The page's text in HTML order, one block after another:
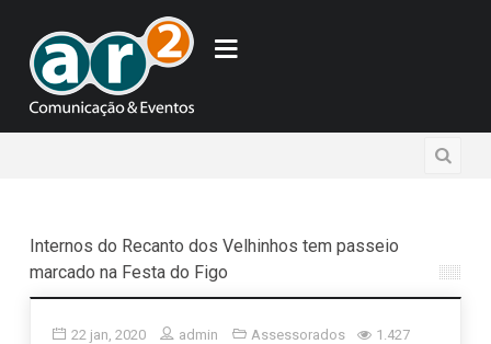
Internos do Recanto dos Velhinhos tem passeio
marcado na Festa do Figo
22 jan, 2020 admin Assessorados
1.427